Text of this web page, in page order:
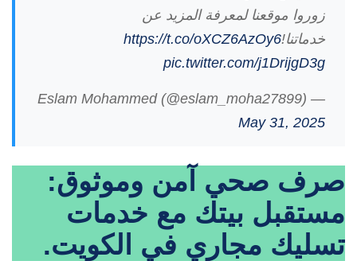
زوروا موقعنا لمعرفة المزيد عن
خدماتنا!https://t.co/oXCZ6AzOy6
pic.twitter.com/j1DrijgD3g
— Eslam Mohammed (@eslam_moha27899)
May 31, 2025
صرف صحي آمن وموثوق:
مستقبل بيتك مع خدمات
تسليك مجاري في الكويت.